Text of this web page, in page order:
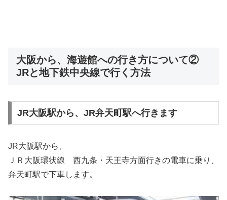
大阪から、海遊館への行き方について②
JRと地下鉄中央線で行く方法
JR大阪駅から、JR弁天町駅へ行きます
JR大阪駅から、
ＪＲ大阪環状線 西九条・天王寺方面行きの電車に乗り、
弁天町駅で下車します。